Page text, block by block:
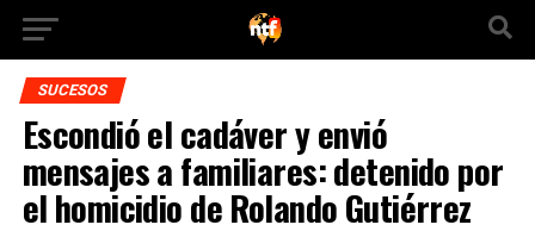
SUCESOS
Escondió el cadáver y envió
mensajes a familiares: detenido por
el homicidio de Rolando Gutiérrez